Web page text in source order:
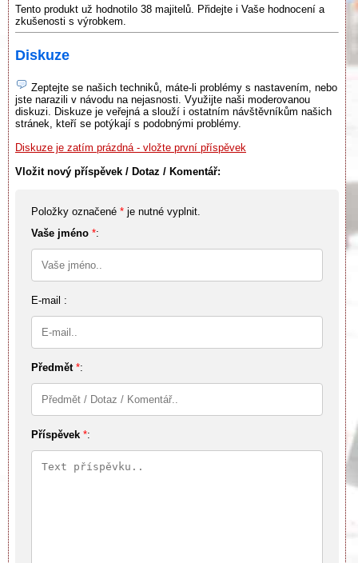
Tento produkt už hodnotilo 38 majitelů. Přidejte i Vaše hodnocení a
zkušenosti s výrobkem.
Diskuze
Zeptejte se našich techniků, máte-li problémy s nastavením, nebo
jste narazili v návodu na nejasnosti. Využijte naši moderovanou
diskuzi. Diskuze je veřejná a slouží i ostatním návštěvníkům našich
stránek, kteří se potýkají s podobnými problémy.
Diskuze je zatím prázdná - vložte první příspěvek
Vložit nový příspěvek / Dotaz / Komentář:
Položky označené * je nutné vyplnit.
Vaše jméno *:
E-mail :
Předmět *:
Příspěvek *: